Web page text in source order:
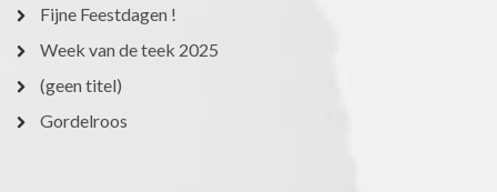
Fijne Feestdagen !
Week van de teek 2025
(geen titel)
Gordelroos